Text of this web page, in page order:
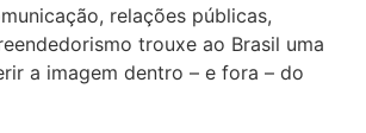
relações públicas,
trouxe ao Brasil uma
a imagem dentro – e fora – do